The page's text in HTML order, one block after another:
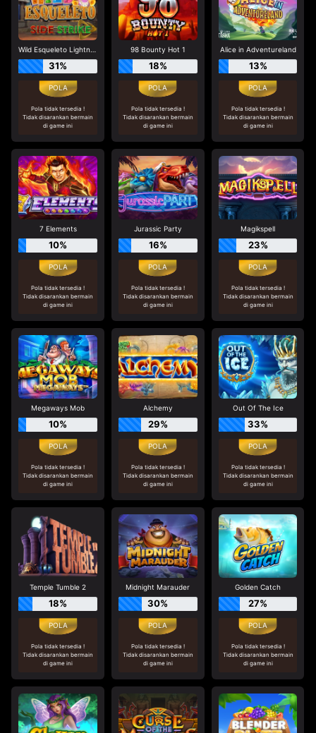
Wild Esqueleto Lightning Chase
31%
Pola tidak tersedia !
Tidak disarankan bermain
di game ini
98 Bounty Hot 1
18%
Pola tidak tersedia !
Tidak disarankan bermain
di game ini
Alice in Adventureland
13%
Pola tidak tersedia !
Tidak disarankan bermain
di game ini
7 Elements
10%
Pola tidak tersedia !
Tidak disarankan bermain
di game ini
Jurassic Party
16%
Pola tidak tersedia !
Tidak disarankan bermain
di game ini
Magikspell
23%
Pola tidak tersedia !
Tidak disarankan bermain
di game ini
Megaways Mob
10%
Pola tidak tersedia !
Tidak disarankan bermain
di game ini
Alchemy
29%
Pola tidak tersedia !
Tidak disarankan bermain
di game ini
Out Of The Ice
33%
Pola tidak tersedia !
Tidak disarankan bermain
di game ini
Temple Tumble 2
18%
Pola tidak tersedia !
Tidak disarankan bermain
di game ini
Midnight Marauder
30%
Pola tidak tersedia !
Tidak disarankan bermain
di game ini
Golden Catch
27%
Pola tidak tersedia !
Tidak disarankan bermain
di game ini